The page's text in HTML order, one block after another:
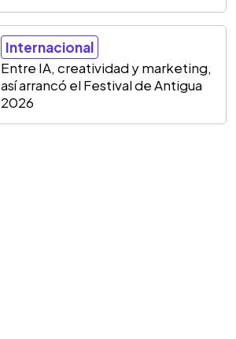
Internacional
Entre IA, creatividad y marketing,
así arrancó el Festival de Antigua
2026